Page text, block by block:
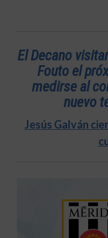
El Decano
Fouto el
medirse al
nuevo
Jesús Galván